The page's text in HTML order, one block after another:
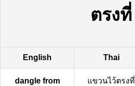
ตรงที่
English Thai
dangle from แขวนไว้ตรงที่